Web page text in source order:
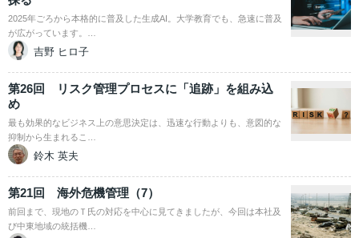
2025年ごろから本格的に普及した生成AI。大学教育でも、急速に普及
が広がっています。…
吉野 ヒロ子
第26回 リスク管理プロセスに「追跡」を組み込
め
最も効果的なビジネス上の意思決定は、迅速な行動よりも、意図的な
抑制から生まれるこ…
鈴木 英夫
第21回 海外危機管理（7）
前回まで、現地のＴ氏の対応を中心に見てきましたが、今回は本社及
び中東地域の統括機…